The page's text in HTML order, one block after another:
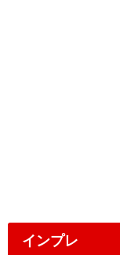
インプレ